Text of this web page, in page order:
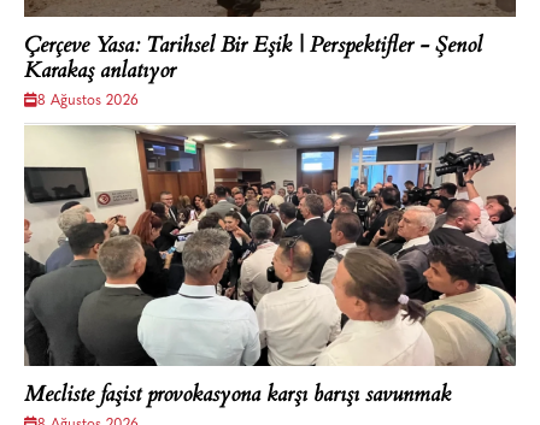
Çerçeve Yasa: Tarihsel Bir Eşik | Perspektifler - Şenol
Karakaş anlatıyor
8 Ağustos 2026
Mecliste faşist provokasyona karşı barışı savunmak